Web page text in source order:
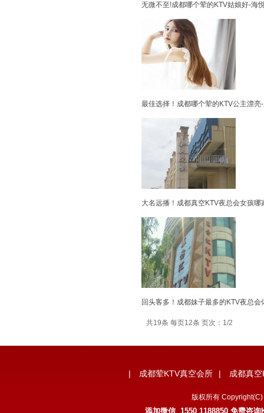
无微不至!成都哪个荤的KTV姑娘好-海
最佳选择！成都哪个荤的KTV公主漂
大名远播！成都真空KTV夜总会女孩
回头客多！成都妹子最多的KTV夜总
共19条 每页12条 页次：1/2
| 成都荤KTV真空会所 | 成都真
版权所有
添加微信 1550 1188850 免费咨